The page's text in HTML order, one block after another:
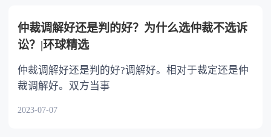
仲裁调解好还是判的好？为什么选仲裁不选诉
讼？|环球精选
仲裁调解好还是判的好?调解好。相对于裁定还是仲
裁调解好。双方当事
2023-07-07